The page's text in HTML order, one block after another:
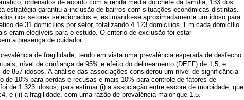
ordenados de acordo com a renda média do chefe da família, 133 dos
estratégia garantiu a inclusão de bairros com situações econômicas distintas.
nos setores selecionados e, estimando-se aproximadamente um idoso para
de 31 domicílios por setor, totalizando 4.123 domicílios. Em cada domicílio
eram elegíveis para o estudo. O critério de exclusão foi estar
a presença de cuidador.
de fragilidade, tendo em vista uma prevalência esperada de desfecho
nível de confiança de 95% e efeito do delineamento (DEFF) de 1,5, e
857 idosos. A análise das associações considerou um nível de significância
10% para perdas e recusas e mais 10% para controle de fatores de
de 1.323 idosos, para estimar (i) a associação entre escore de morbidade, que
e (ii) a fragilidade, com uma razão de prevalência maior que 1,5.